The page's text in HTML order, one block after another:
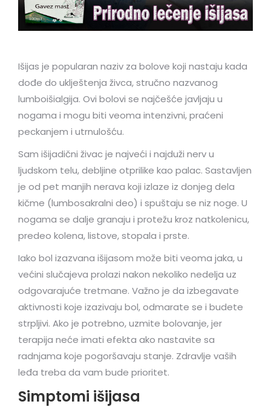
Išijas je popularan naziv za bolove koji nastaju kada
dođe do uklještenja živca, stručno nazvanog
lumboišialgija. Ovi bolovi se najčešće javljaju u
nogama i mogu biti veoma intenzivni, praćeni
peckanjem i utrnulošću.
Sam išijadični živac je najveći i najduži nerv u
ljudskom telu, debljine otprilike kao palac. Sastavljen
je od pet manjih nerava koji izlaze iz donjeg dela
kičme (lumbosakralni deo) i spuštaju se niz noge. U
nogama se dalje granaju i protežu kroz natkolenicu,
predeo kolena, listove, stopala i prste.
Iako bol izazvana išijasom može biti veoma jaka, u
većini slučajeva prolazi nakon nekoliko nedelja uz
odgovarajuće tretmane. Važno je da izbegavate
aktivnosti koje izazivaju bol, odmarate se i budete
strpljivi. Ako je potrebno, uzmite bolovanje, jer
terapija neće imati efekta ako nastavite sa
radnjama koje pogoršavaju stanje. Zdravlje vaših
leđa treba da vam bude prioritet.
Simptomi išijasa